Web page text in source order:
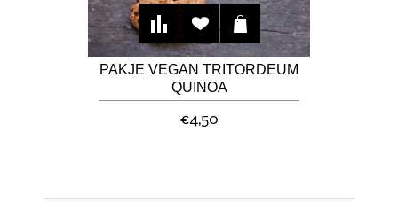
PAKJE VEGAN TRITORDEUM
QUINOA
CHOCOLADEKOEKJES
€4,50